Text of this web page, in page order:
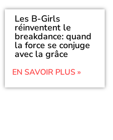
Les B-Girls
réinventent le
breakdance: quand
la force se conjuge
avec la grâce
EN SAVOIR PLUS »